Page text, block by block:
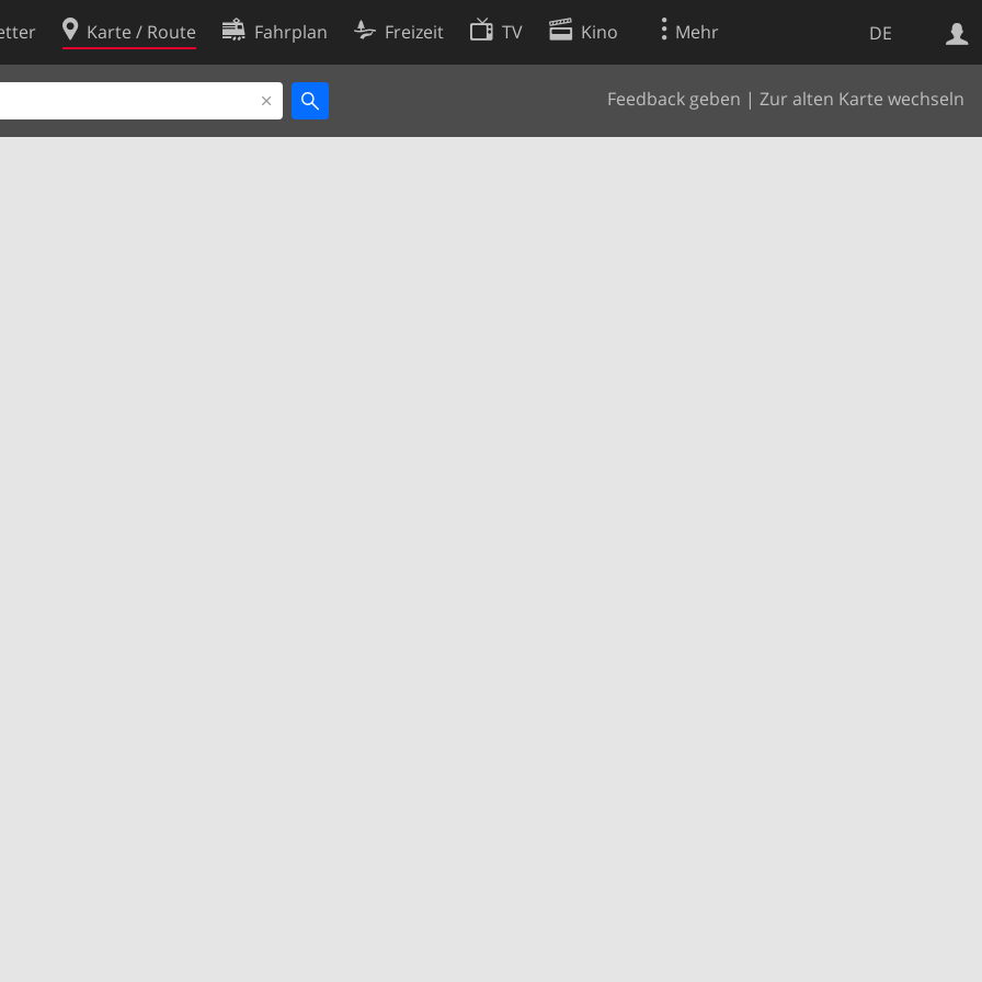
DE
Karte / Route Fahrplan Freizeit TV Kino Mehr
Feedback geben | Zur alten Karte wechseln
Websuche
Cookie-Richtlinie
Cookie-Einstellungen